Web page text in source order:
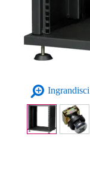
Ingrandisci